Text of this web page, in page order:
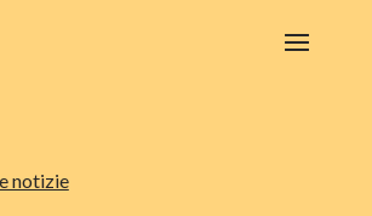
notizie